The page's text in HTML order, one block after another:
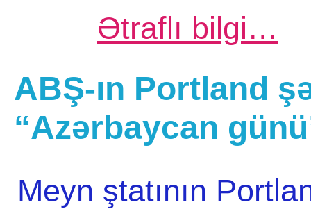
Ətraflı bilgi…
ABŞ-ın Portland
“Azərbaycan
Meyn ştatının